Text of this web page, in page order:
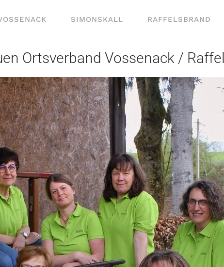
SIMONSKALL RAFFELSBRAND
Ortsverband Vossenack /